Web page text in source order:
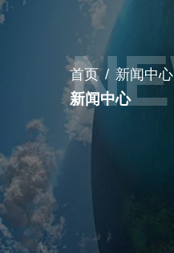
首页/ 新闻中心
新闻中心